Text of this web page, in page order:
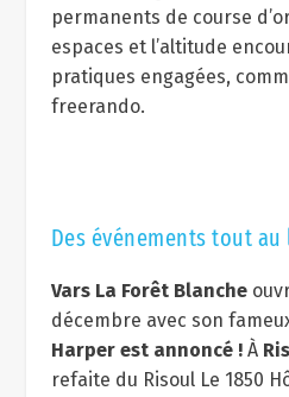
permanents de course
espaces et l’altitude
pratiques engagées,
freerando.
Des événements tout
Vars La Forêt Blanche
décembre avec son
Harper est annoncé !À
refaite du Risoul Le 1850